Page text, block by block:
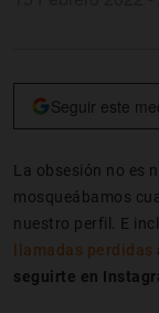
Seguir este
La obsesión no es
mosqueábamos
nuestro perfil. E
llamadas perdidas
seguirte en